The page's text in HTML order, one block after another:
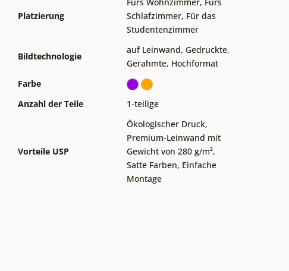
Platzierung
Schlafzimmer, Für das
Studentenzimmer
Bildtechnologie
auf Leinwand, Gedruckte,
Gerahmte, Hochformat
Farbe
Anzahl der Teile
1-teilige
Vorteile USP
Ökologischer Druck,
Premium-Leinwand mit
Gewicht von 280 g/m²,
Satte Farben, Einfache
Montage